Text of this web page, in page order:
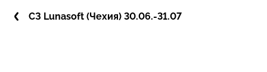
СЗ Lunasoft (Чехия) 30.06.-31.07